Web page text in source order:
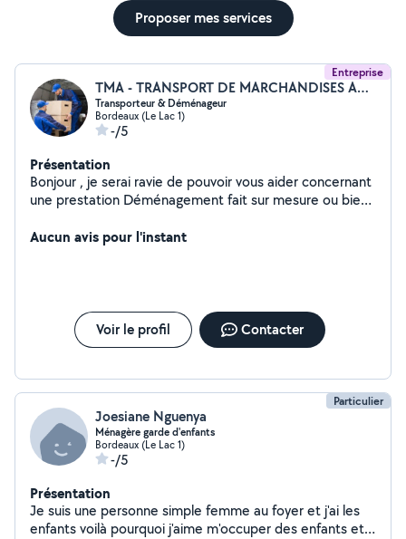
Proposer mes services
Entreprise
TMA - TRANSPORT DE MARCHANDISES AQUITAINE
Transporteur & Déménageur
Bordeaux (Le Lac 1)
-/5
Présentation
Bonjour , je serai ravie de pouvoir vous aider concernant
une prestation Déménagement fait sur mesure ou bien
Votre mobilier sera transportés avec le plus grand soin ,
domicile ainsi que les renseignements concernant point
A d enlèvement et point B de livraison seront collectés .
Camion adapté au volume à transporter Chauffeur
votre déménagement ou transport Agencement de
votre mobilier & cartons pièce souhaitée sur le point de
livraison Branchement électroménager si besoin
Protège matelas livraisons cartons toutes tailles Devis
adapté / Prestation sur mesure . Je reste à votre
disposition pour toute information complémentaire .
Bien cordialement . Responsable Commercial Transport
& Déménagement .
Aucun avis pour l'instant
Voir le profil Contacter
Particulier
Joesiane Nguenya
Ménagère garde d'enfants
Bordeaux (Le Lac 1)
-/5
Présentation
Je suis une personne simple femme au foyer et j'ai les
enfants voilà pourquoi j'aime m'occuper des enfants et